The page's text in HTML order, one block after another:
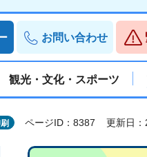
お問い合わせ
観光・文化・スポーツ
ページID：8387 更新日